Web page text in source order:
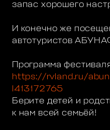
запас хорошего
И конечно же
автотуристов
Программа
https://rvland.ru/
l413172765
Берите детей и
к нам всей семьёй!